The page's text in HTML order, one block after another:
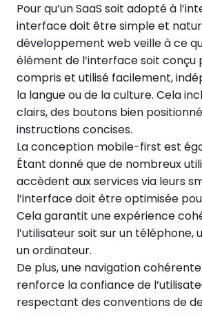
Pour qu’un SaaS soit adopté à
interface doit être simple et
développement web veille à ce
élément de l’interface soit conçu
compris et utilisé facilement,
la langue ou de la culture. Cela
clairs, des boutons bien
instructions concises.
La conception mobile-first est
Étant donné que de nombreux
accèdent aux services via leurs
l’interface doit être optimisée
Cela garantit une expérience
l’utilisateur soit sur un téléphone,
un ordinateur.
De plus, une navigation
renforce la confiance de
respectant des conventions de